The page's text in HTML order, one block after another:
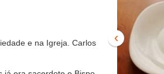
e na Igreja. Carlos
‹